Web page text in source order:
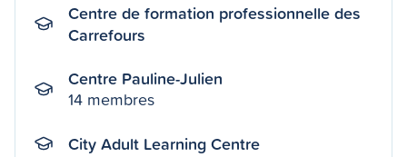
Centre de formation professionnelle des
Carrefours
Centre Pauline-Julien
14 membres
City Adult Learning Centre